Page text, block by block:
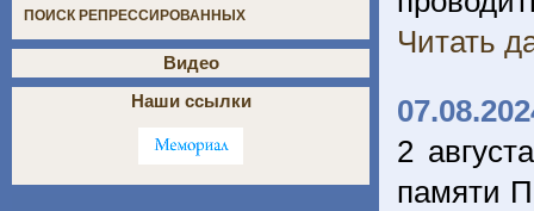
Читать
2
памяти
ПОИСК РЕПРЕССИРОВАННЫХ
Видео
Наши ссылки